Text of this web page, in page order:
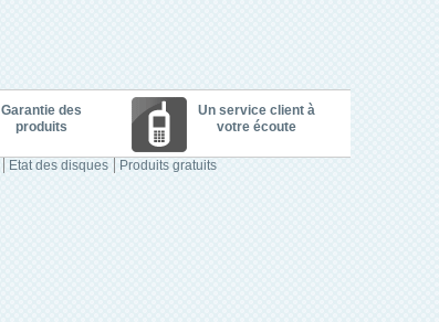
Garantie des
produits
Un service client à
votre écoute
Etat des disques Produits gratuits